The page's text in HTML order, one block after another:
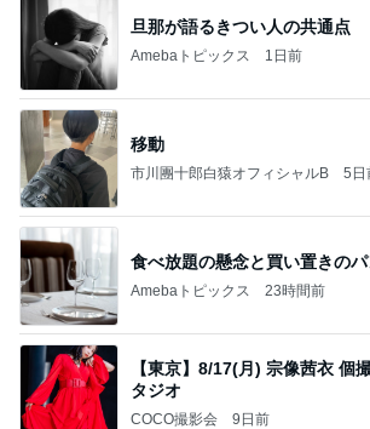
旦那が語るきつい人の共通点
Amebaトピックス 1日前
移動
市川團十郎白猿オフィシャルB 5日
食べ放題の懸念と買い置きの
Amebaトピックス 23時間前
【東京】8/17(月) 宗像茜衣 個
タジオ
COCO撮影会 9日前